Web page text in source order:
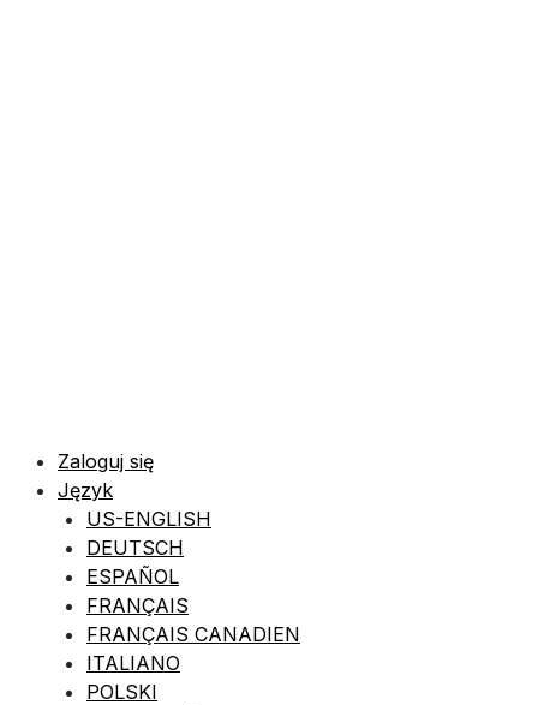
Zaloguj się
Język
US-ENGLISH
DEUTSCH
ESPAÑOL
FRANÇAIS
FRANÇAIS CANADIEN
ITALIANO
POLSKI